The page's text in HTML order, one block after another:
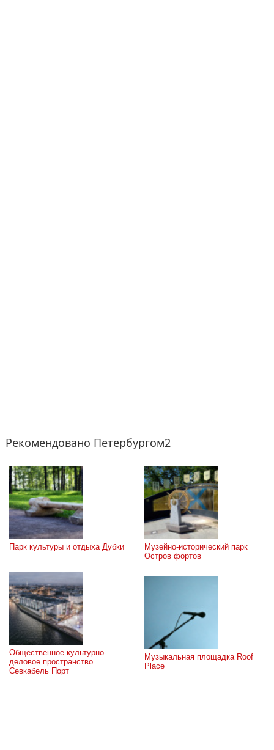
Рекомендовано Петербургом2
Парк культуры и отдыха Дубки
Музейно-исторический парк
Остров фортов
Общественное культурно-
деловое пространство
Севкабель Порт
Музыкальная площадка Roof
Place